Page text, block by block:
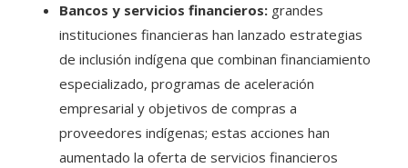
Bancos y servicios financieros: grandes
instituciones financieras han lanzado estrategias
de inclusión indígena que combinan financiamiento
especializado, programas de aceleración
empresarial y objetivos de compras a
proveedores indígenas; estas acciones han
aumentado la oferta de servicios financieros